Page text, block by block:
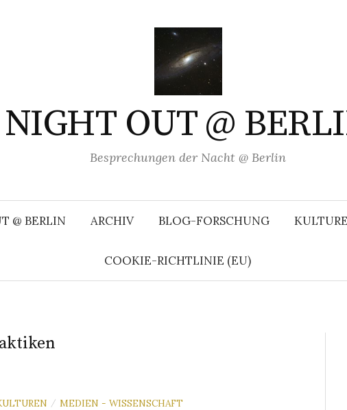
NIGHT OUT @
Besprechungen der Nacht @ Berlin
@ BERLIN ARCHIV BLOG-FORSCHUNG
COOKIE-RICHTLINIE (EU)
/ MEDIEN - WISSENSCHAFT